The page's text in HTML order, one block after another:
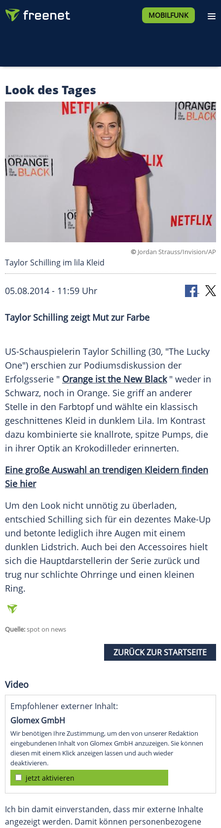
MOBILFUNK
Look des Tages
© Jordan Strauss/Invision/AP
Taylor Schilling im lila Kleid
05.08.2014 - 11:59 Uhr
Taylor Schilling zeigt Mut zur Farbe
US-Schauspielerin Taylor Schilling (30, "The Lucky
One") erschien zur Podiumsdiskussion der
Erfolgsserie " Orange ist the New Black" weder in
Schwarz, noch in Orange. Sie griff an anderer
Stelle in den Farbtopfund wählte ein klassisch
geschnittenes Kleid in dunklem Lila. Im Kontrast
dazu kombinierte sie knallrote, spitze Pumps, die
in ihrer Optik an Krokodilleder erinnerten.
Eine große Auswahl an trendigen Kleidern finden
Sie hier
Um den Look nicht unnötig zu überladen,
entschied Schilling sich für ein dezentes Make-Up
und betonte lediglich ihre Augen mit einem
dunklen Lidstrich. Auch bei den Accessoires hielt
sich die Hauptdarstellerin der Serie zurück und
trug nur schlichte Ohrringe und einen kleinen
Ring.
Quelle:spot on news
ZURÜCK ZUR STARTSEITE
Video
Empfohlener externer Inhalt:
Glomex GmbH
Wir benötigen Ihre Zustimmung, um den von unserer Redaktion
eingebundenen Inhalt von Glomex GmbH anzuzeigen. Sie können
diesen mit einem Klick anzeigen lassen und auch wieder
deaktivieren.
jetzt aktivieren
Ich bin damit einverstanden, dass mir externe Inhalte
angezeigt werden. Damit können personenbezogene